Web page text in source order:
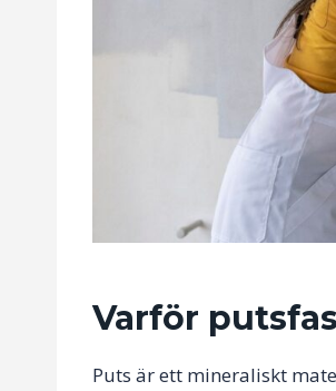
Varför
Puts är ett mineraliskt